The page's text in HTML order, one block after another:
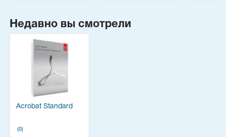
Недавно вы смотрели
Acrobat Standard
(0)